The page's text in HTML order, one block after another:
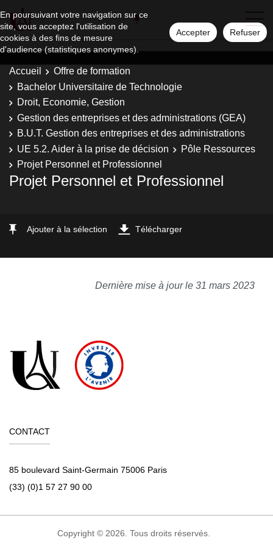
En poursuivant votre navigation sur ce
site, vous acceptez l'utilisation de
cookies à des fins de mesure
d'audience (statistiques anonymes).
Accepter Refuser
Accueil
Offre de formation
Bachelor Universitaire de Technologie
Droit, Economie, Gestion
Gestion des entreprises et des administrations (GEA)
B.U.T. Gestion des entreprises et des administrations
UE 5.2. Aider à la prise de décision
Pôle Ressources
Projet Personnel et Professionnel
Projet Personnel et Professionnel
Ajouter à la sélection Télécharger
Dernière mise à jour le 31 mars 2023
CONTACT
85 boulevard Saint-Germain 75006 Paris
(33) (0)1 57 27 90 00
Copyright © 2026. Tous droits réservés.